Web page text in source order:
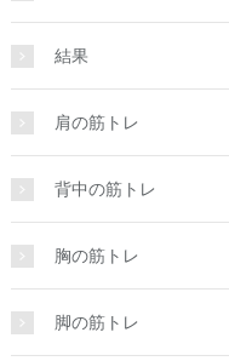
結果
肩の筋トレ
背中の筋トレ
胸の筋トレ
脚の筋トレ